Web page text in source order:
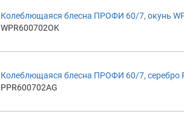
Колеблющаяся блесна ПРОФИ 60/7, окунь
WPR600702OK
Колеблющаяся блесна ПРОФИ 60/7, серебро
PPR600702AG